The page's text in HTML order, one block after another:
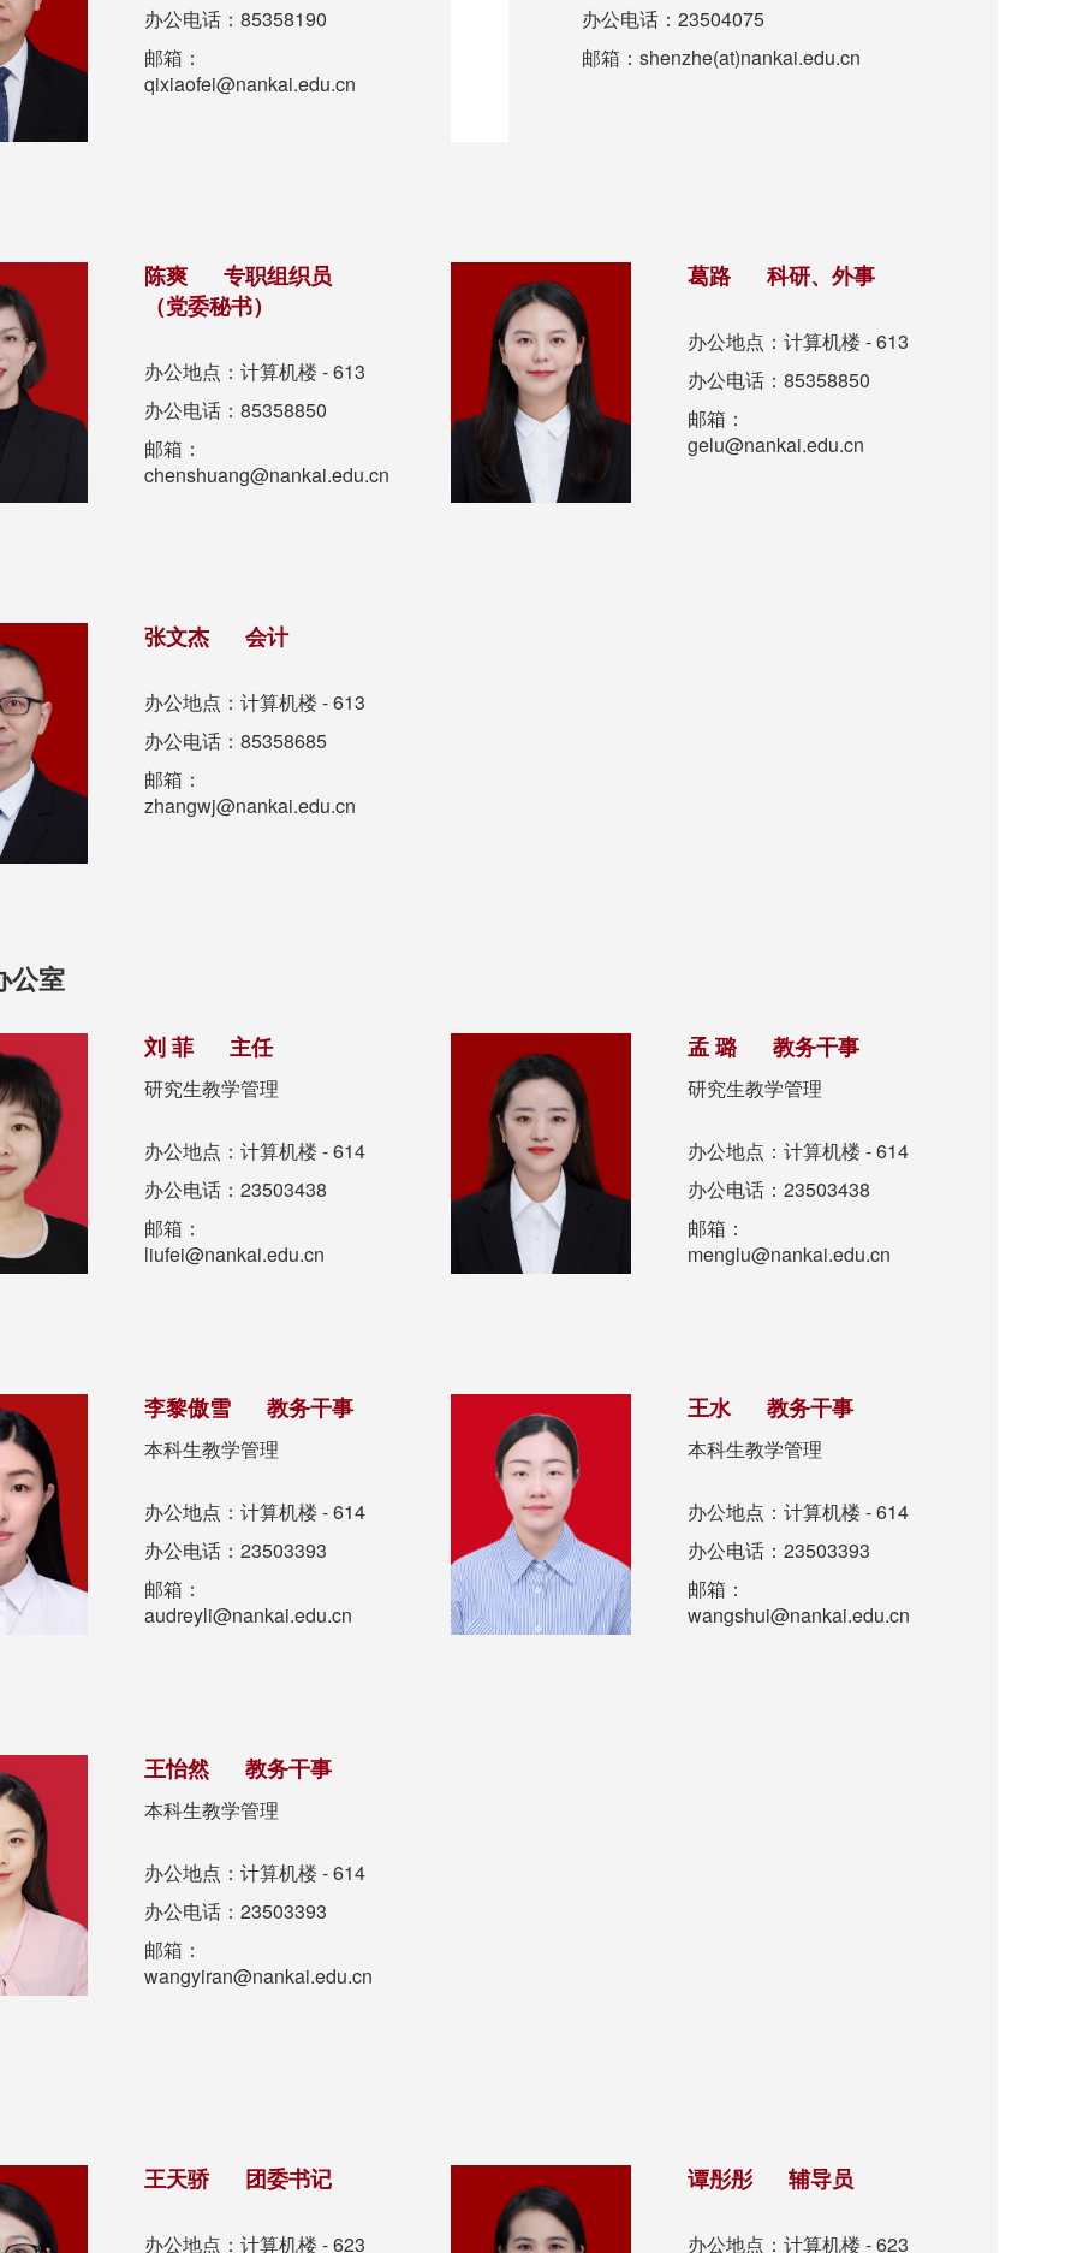
办公电话：85358190
邮箱：
qixiaofei@nankai.edu.cn
办公电话：23504075
邮箱：shenzhe(at)nankai.edu.cn
陈爽 专职组织员
（党委秘书）
办公地点：计算机楼 - 613
办公电话：85358850
邮箱：
chenshuang@nankai.edu.cn
葛路 科研、外事
办公地点：计算机楼 - 613
办公电话：85358850
邮箱：
gelu@nankai.edu.cn
张文杰 会计
办公地点：计算机楼 - 613
办公电话：85358685
邮箱：
zhangwj@nankai.edu.cn
公室
刘 菲 主任
研究生教学管理
办公地点：计算机楼 - 614
办公电话：23503438
邮箱：
liufei@nankai.edu.cn
孟 璐 教务干事
研究生教学管理
办公地点：计算机楼 - 614
办公电话：23503438
邮箱：
menglu@nankai.edu.cn
李黎傲雪 教务干事
本科生教学管理
办公地点：计算机楼 - 614
办公电话：23503393
邮箱：
audreyli@nankai.edu.cn
王水 教务干事
本科生教学管理
办公地点：计算机楼 - 614
办公电话：23503393
邮箱：
wangshui@nankai.edu.cn
王怡然 教务干事
本科生教学管理
办公地点：计算机楼 - 614
办公电话：23503393
邮箱：
wangyiran@nankai.edu.cn
王天骄 团委书记
办公地点：计算机楼 - 623
谭彤彤 辅导员
办公地点：计算机楼 - 623